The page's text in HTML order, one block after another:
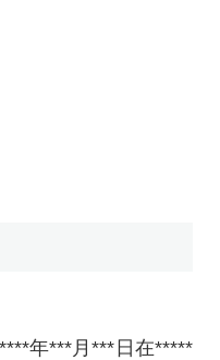
年***月***日在*****